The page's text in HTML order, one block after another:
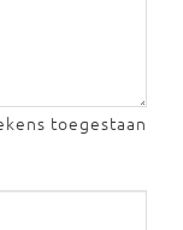
toegestaan